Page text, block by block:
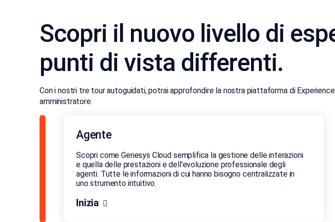
Scopri il nuovo livello di
punti di vista differenti.
Con i nostri tre tour autoguidati, potrai approfondire la nostra piattaforma di
amministratore:
Agente
Scopri come Genesys Cloud semplifica la gestione delle interazioni
e quella delle prestazioni e dell'evoluzione professionale degli
agenti. Tutte le informazioni di cui hanno bisogno centralizzate in
uno strumento intuitivo.
Inizia